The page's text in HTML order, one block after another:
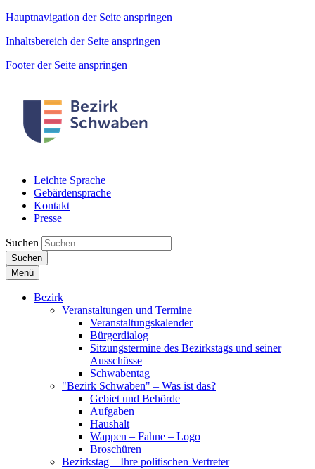
Hauptnavigation der Seite anspringen
Inhaltsbereich der Seite anspringen
Footer der Seite anspringen
Leichte Sprache
Gebärdensprache
Kontakt
Presse
Suchen
Suchen
Menü
Bezirk
Veranstaltungen und Termine
Veranstaltungskalender
Bürgerdialog
Sitzungstermine des Bezirkstags und seiner
Ausschüsse
Schwabentag
"Bezirk Schwaben" – Was ist das?
Gebiet und Behörde
Aufgaben
Haushalt
Wappen – Fahne – Logo
Broschüren
Bezirkstag – Ihre politischen Vertreter